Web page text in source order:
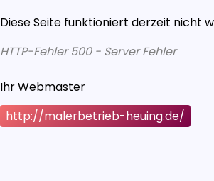
Diese Seite funktioniert derzeit nicht
HTTP-Fehler 500 - Server Fehler
Ihr Webmaster
http://malerbetrieb-heuing.de/